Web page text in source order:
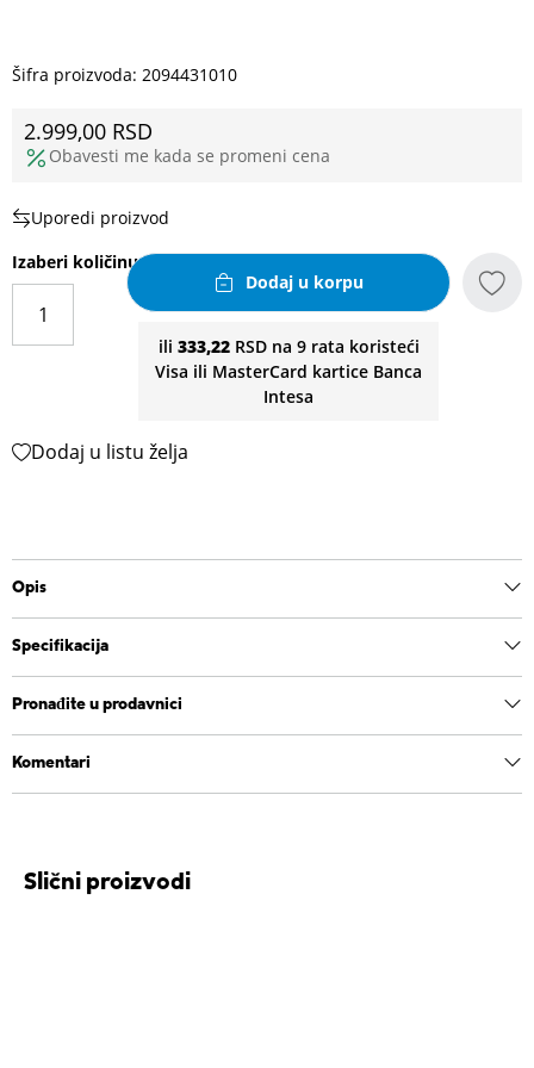
Šifra proizvoda: 2094431010
2.999,00 RSD
Obavesti me kada se promeni cena
Uporedi proizvod
Izaberi količinu
Dodaj u korpu
ili 333,22RSD na 9 rata koristeći
Visa ili MasterCard kartice Banca
Intesa
Dodaj u listu želja
Opis
Specifikacija
Pronađite u prodavnici
Komentari
Slični proizvodi